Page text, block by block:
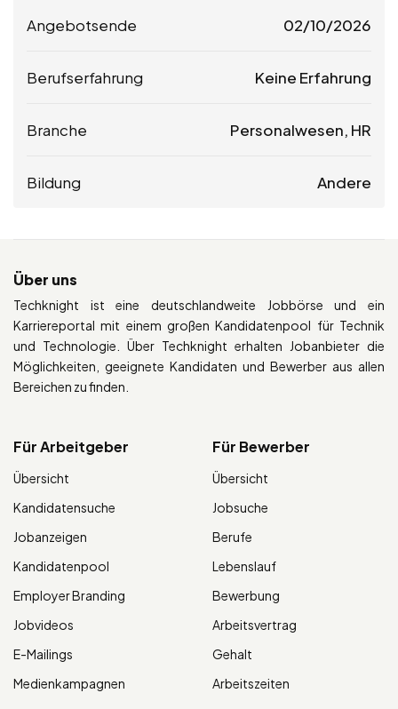
Angebotsende 02/10/2026
Berufserfahrung Keine Erfahrung
Branche Personalwesen, HR
Bildung Andere
Über uns
Techknight ist eine deutschlandweite Jobbörse und ein
Karriereportal mit einem großen Kandidatenpool für Technik
und Technologie. Über Techknight erhalten Jobanbieter die
Möglichkeiten, geeignete Kandidaten und Bewerber aus allen
Bereichen zu finden.
Für Arbeitgeber
Übersicht
Kandidatensuche
Jobanzeigen
Kandidatenpool
Employer Branding
Jobvideos
E-Mailings
Medienkampagnen
Für Bewerber
Übersicht
Jobsuche
Berufe
Lebenslauf
Bewerbung
Arbeitsvertrag
Gehalt
Arbeitszeiten